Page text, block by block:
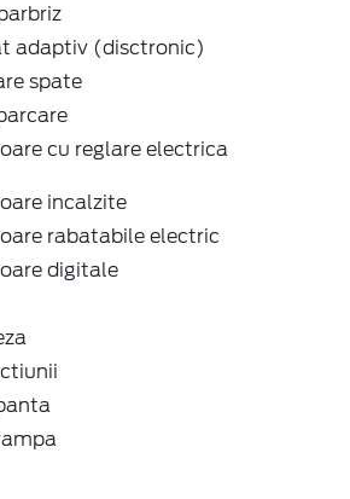
adaptiv (disctronic)
spate
cu reglare electrica
incalzite
rabatabile electric
digitale